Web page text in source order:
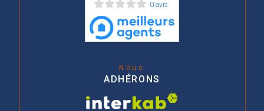
0 avis
Nous
ADHÉRONS